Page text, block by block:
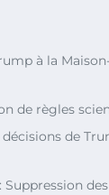
à la
de règles
décisions de
: Suppression